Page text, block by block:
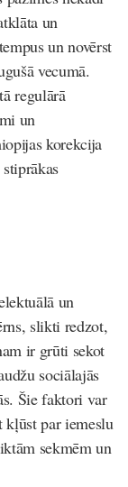
un
un novērst
vecumā.
regulārā
un
korekcija
un
slikti redzot,
ir grūti sekot
sociālajās
Šie faktori var
kļūst par iemeslu
sekmēm un